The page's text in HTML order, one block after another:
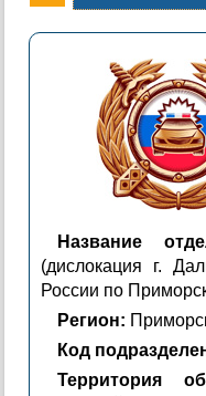
Название
(дислокация г.
России по
Регион:
Код
Территория